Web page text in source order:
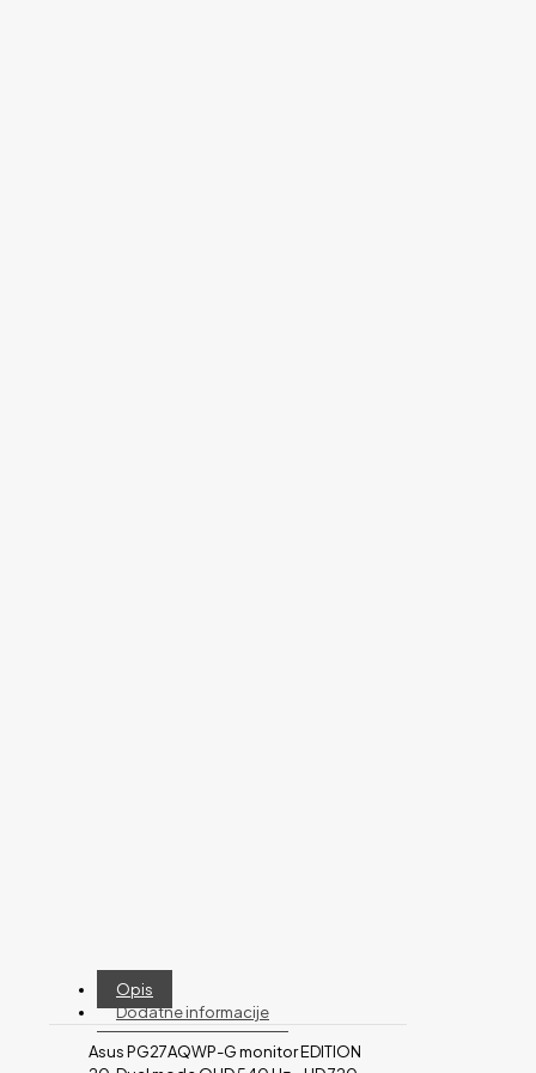
Opis
Dodatne informacije
Asus PG27AQWP-G monitor EDITION